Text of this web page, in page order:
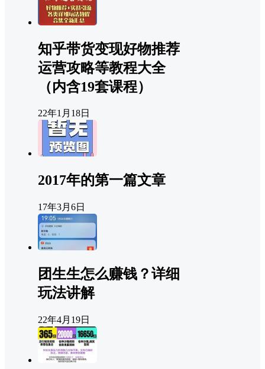
知乎带货变现好物推荐
运营攻略等教程大全
（内含19套课程）
22年1月18日
2017年的第一篇文章
17年3月6日
团生生怎么赚钱？详细
玩法讲解
22年4月19日